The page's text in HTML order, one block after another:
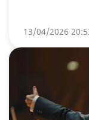
13/04/2026